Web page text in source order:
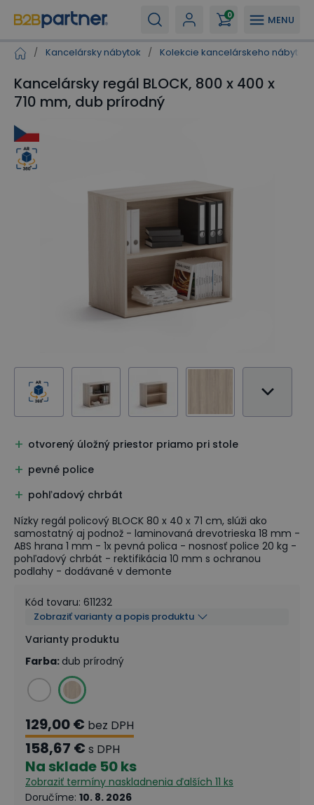
MENU
0
/ Kancelársky nábytok / Kolekcie kancelárskeho nábytku
Kancelársky regál BLOCK, 800 x 400 x
710 mm, dub prírodný
otvorený úložný priestor priamo pri stole
pevné police
pohľadový chrbát
Nízky regál policový BLOCK 80 x 40 x 71 cm, slúži ako
samostatný aj podnož - laminovaná drevotrieska 18 mm -
ABS hrana 1 mm - 1x pevná polica - nosnosť police 20 kg -
pohľadový chrbát - rektifikácia 10 mm s ochranou
podlahy - dodávané v demonte
Kód tovaru: 611232
Zobraziť varianty a popis produktu
Varianty produktu
Farba: dub prírodný
129,00 € bez DPH
158,67 € s DPH
Na sklade 50 ks
Zobraziť termíny naskladnenia ďalších 11 ks
Doručíme: 10. 8. 2026